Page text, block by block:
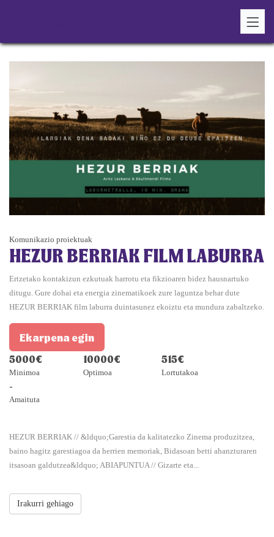
Komunikazio proiektuak
HEZUR BERRIAK FILM LABURRA
Ertzetako kontakizun ezkutuak harrotu eta fikzioaren bidez hausnartuko
ditugu. Gure dohai eta energia zinematikoek zure laguntza behar dute
HEZUR BERRIAK film laburra duintasunez ekoiztu eta mundura zabaltzeko.
Ekarpena egin
5000€
Minimoa
10000€
Optimoa
515€
Lortutakoa
-
Amaituta
HEZUR BERRIAK // &ldquo;Garestia da kalitatezko Zinema produzitzea,
baino hagitz garestiagoa da herrien memoriak, Bidasoan betti ahanzturaren
itsasoan galdutzea&ldquo; ABIAPUNTUA // Gizarte eta...
Irakurri gehiago